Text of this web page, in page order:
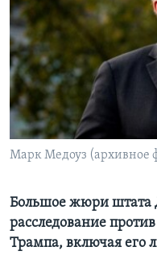
Learning English
СОЦИАЛЬНЫЕ СЕТИ
Языки
Марк Медоуз (архивное
Большое жюри штата
расследование
Трампа, включая его